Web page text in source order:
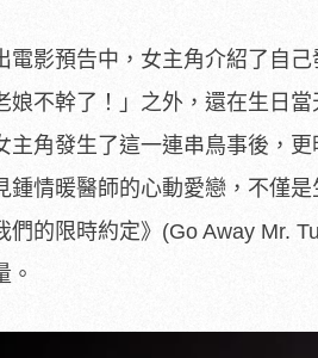
電影預告中， 女主角介紹了自
娘不幹了！」之外， 還在生日當
主角發生了這一連串鳥事後， 更
鍾情暖醫師的心動愛戀，不僅是
們的限時約定》(Go Away Mr.
。